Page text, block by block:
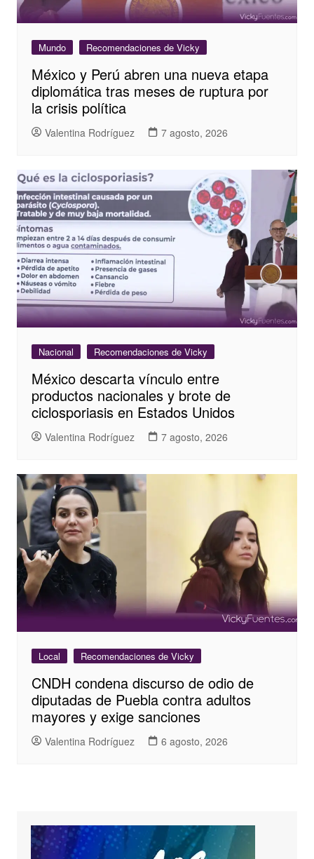
Mundo Recomendaciones de Vicky
México y Perú abren una nueva etapa
diplomática tras meses de ruptura por
la crisis política
Valentina Rodríguez 7 agosto, 2026
Nacional Recomendaciones de Vicky
México descarta vínculo entre
productos nacionales y brote de
ciclosporiasis en Estados Unidos
Valentina Rodríguez 7 agosto, 2026
Local Recomendaciones de Vicky
CNDH condena discurso de odio de
diputadas de Puebla contra adultos
mayores y exige sanciones
Valentina Rodríguez 6 agosto, 2026